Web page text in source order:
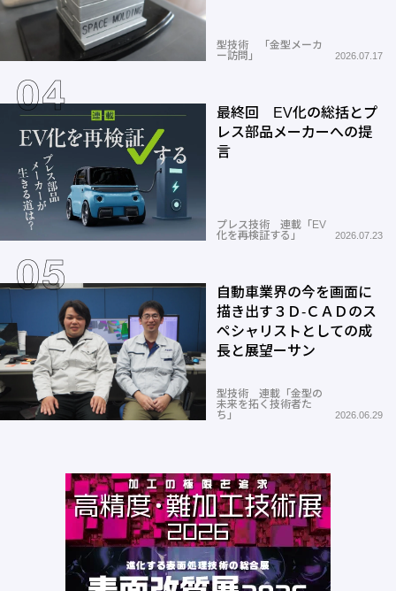
型技術 「金型メーカ
ー訪問」
2026.07.17
最終回 EV化の総括とプ
レス部品メーカーへの提
言
プレス技術 連載「EV
化を再検証する」
2026.07.23
自動車業界の今を画面に
描き出す３Ｄ-ＣＡＤのス
ペシャリストとしての成
長と展望ーサン
型技術 連載「金型の
未来を拓く技術者た
ち」
2026.06.29